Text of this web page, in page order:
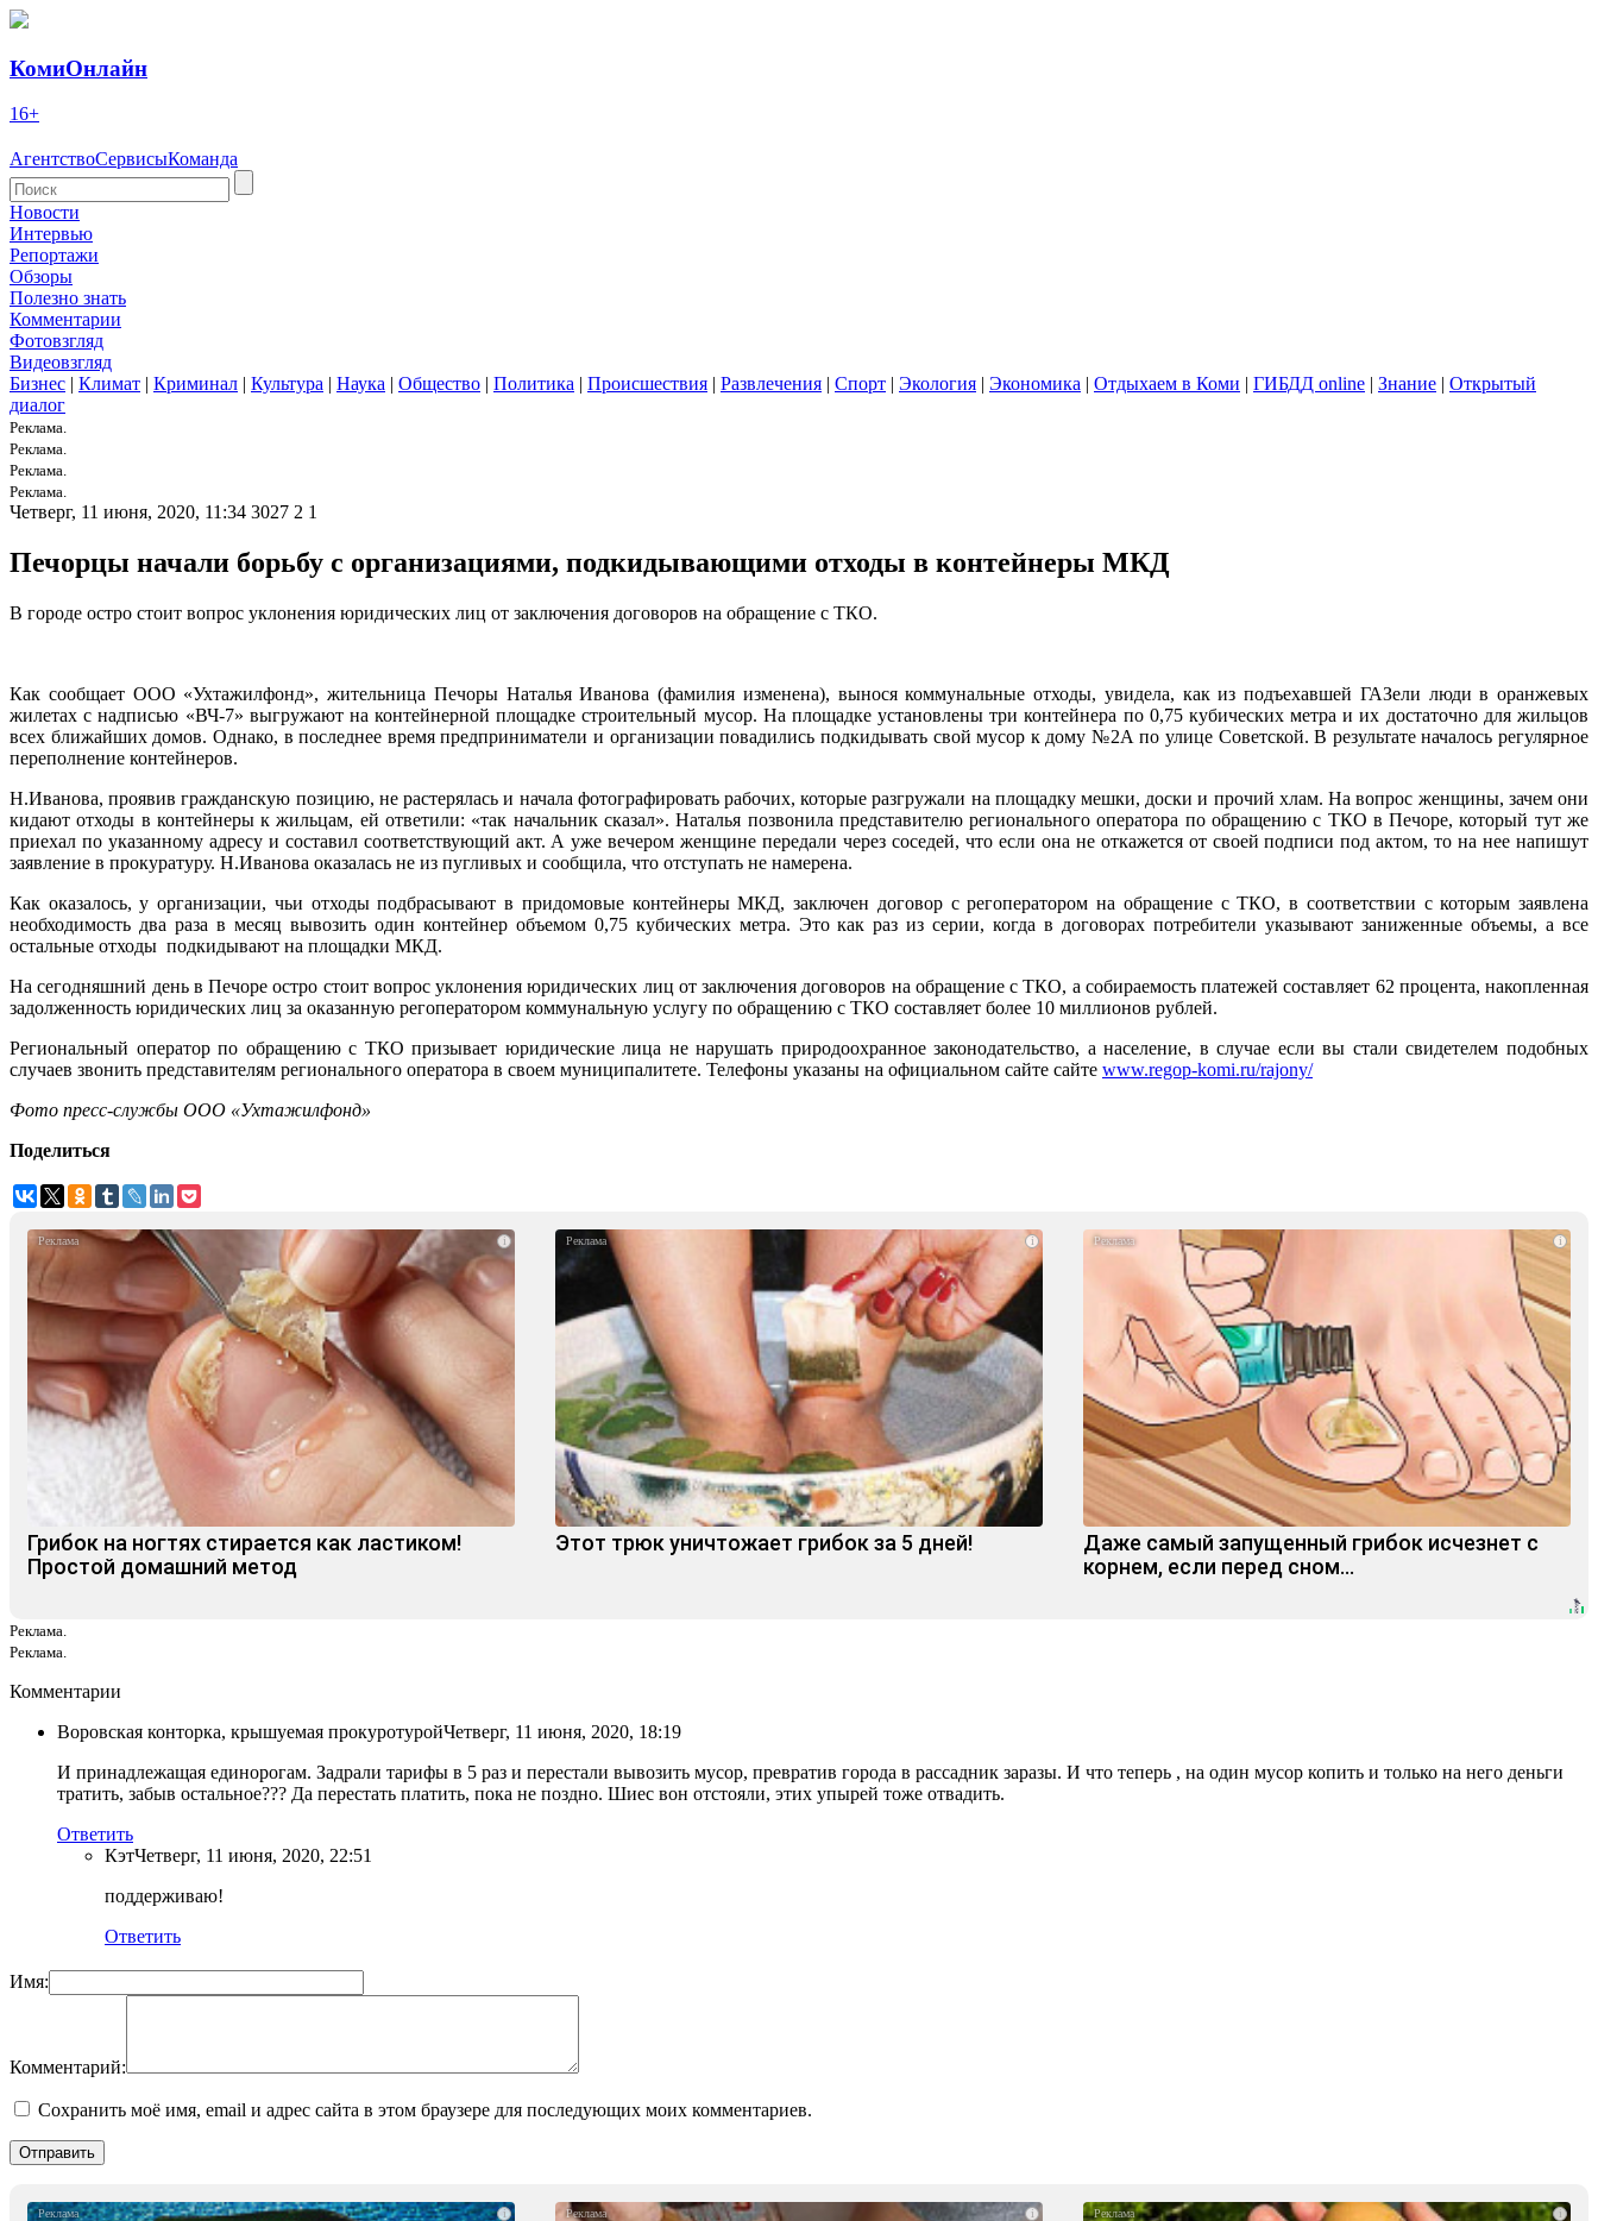
КомиОнлайн
16+
АгентствоСервисыКоманда
Новости
Интервью
Репортажи
Обзоры
Полезно знать
Комментарии
Фотовзгляд
Видеовзгляд
Бизнес | Климат | Криминал | Культура | Наука | Общество | Политика | Происшествия | Развлечения | Спорт | Экология | Экономика | Отдыхаем в Коми | ГИБДД online | Знание | Открытый
диалог
Реклама.
Реклама.
Реклама.
Реклама.
Четверг, 11 июня, 2020, 11:34 3027 2 1
Печорцы начали борьбу с организациями, подкидывающими отходы в контейнеры МКД
В городе остро стоит вопрос уклонения юридических лиц от заключения договоров на обращение с ТКО.
Как сообщает ООО «Ухтажилфонд», жительница Печоры Наталья Иванова (фамилия изменена), вынося коммунальные отходы, увидела, как из подъехавшей ГАЗели люди в оранжевых
жилетах с надписью «ВЧ-7» выгружают на контейнерной площадке строительный мусор. На площадке установлены три контейнера по 0,75 кубических метра и их достаточно для жильцов
всех ближайших домов. Однако, в последнее время предприниматели и организации повадились подкидывать свой мусор к дому №2А по улице Советской. В результате началось регулярное
переполнение контейнеров.
Н.Иванова, проявив гражданскую позицию, не растерялась и начала фотографировать рабочих, которые разгружали на площадку мешки, доски и прочий хлам. На вопрос женщины, зачем они
кидают отходы в контейнеры к жильцам, ей ответили: «так начальник сказал». Наталья позвонила представителю регионального оператора по обращению с ТКО в Печоре, который тут же
приехал по указанному адресу и составил соответствующий акт. А уже вечером женщине передали через соседей, что если она не откажется от своей подписи под актом, то на нее напишут
заявление в прокуратуру. Н.Иванова оказалась не из пугливых и сообщила, что отступать не намерена.
Как оказалось, у организации, чьи отходы подбрасывают в придомовые контейнеры МКД, заключен договор с регоператором на обращение с ТКО, в соответствии с которым заявлена
необходимость два раза в месяц вывозить один контейнер объемом 0,75 кубических метра. Это как раз из серии, когда в договорах потребители указывают заниженные объемы, а все
остальные отходы подкидывают на площадки МКД.
На сегодняшний день в Печоре остро стоит вопрос уклонения юридических лиц от заключения договоров на обращение с ТКО, а собираемость платежей составляет 62 процента, накопленная
задолженность юридических лиц за оказанную регоператором коммунальную услугу по обращению с ТКО составляет более 10 миллионов рублей.
Региональный оператор по обращению с ТКО призывает юридические лица не нарушать природоохранное законодательство, а население, в случае если вы стали свидетелем подобных
случаев звонить представителям регионального оператора в своем муниципалитете. Телефоны указаны на официальном сайте сайте www.regop-komi.ru/rajony/
Фото пресс-службы ООО «Ухтажилфонд»
Поделиться
i
Грибок на ногтях стирается как ластиком!
Простой домашний метод
i
Этот трюк уничтожает грибок за 5 дней!
i
Даже самый запущенный грибок исчезнет с
корнем, если перед сном…
Реклама.
Реклама.
Комментарии
Воровская конторка, крышуемая прокуротуройЧетверг, 11 июня, 2020, 18:19
И принадлежащая единорогам. Задрали тарифы в 5 раз и перестали вывозить мусор, превратив города в рассадник заразы. И что теперь , на один мусор копить и только на него деньги
тратить, забыв остальное??? Да перестать платить, пока не поздно. Шиес вон отстояли, этих упырей тоже отвадить.
Ответить
КэтЧетверг, 11 июня, 2020, 22:51
поддерживаю!
Ответить
Имя:
Комментарий:
Сохранить моё имя, email и адрес сайта в этом браузере для последующих моих комментариев.
i i i